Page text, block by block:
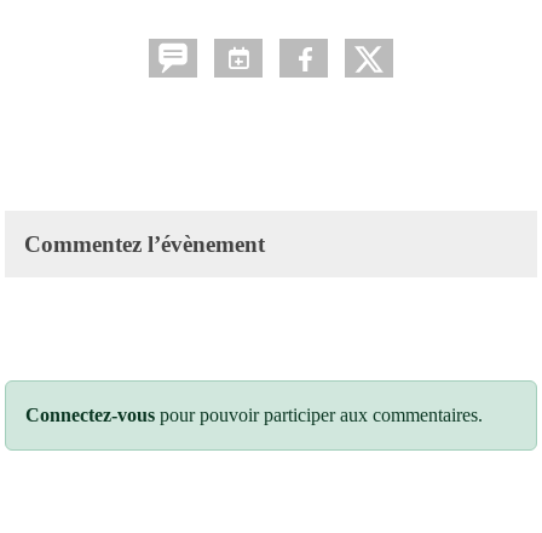
Commentez l’évènement
Connectez-vous pour pouvoir participer aux commentaires.